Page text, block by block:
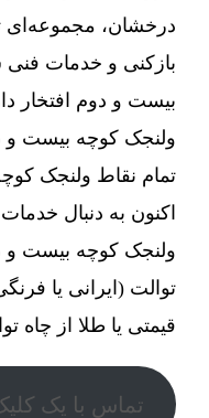
درخشان، مجموعه‌ای
بازکنی و خدمات
بیست و دوم افتخار
ولنجک کوچه بیست و
تمام نقاط ولنجک
اکنون به دنبال خدمات
ولنجک کوچه بیست و
توالت (ایرانی یا
قیمتی یا طلا از چاه
تماس با یک